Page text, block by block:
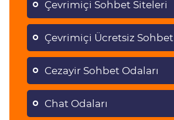
Çevrimiçi Sohbet Siteleri
Çevrimiçi Ücretsiz Sohbet
Cezayir Sohbet Odaları
Chat Odaları